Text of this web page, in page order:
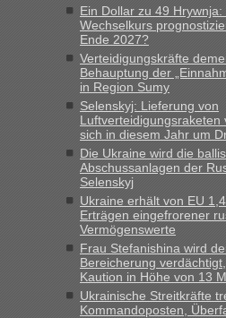
„Bin am Montag 15.6.26 um 8
das erste Mal an einem
vor mir, bin sonst der Erste oder
Minuten wurde dann die nächste
Berichte und Reisetipps •
Grenzübergang zwischen Polen
schnellsten?
„Derzeit, ist es überall sehr voll
Polen. Zb. Krakovets 100 PKW
Montag rüber, versuchen es sehr
Ein Dollar zu 49 Hrywnja:
Wechselkurs
Ende 2027?
Verteidigungskräfte
Behauptung der
in Region Sumy
Selenskyj: Lieferung von
Luftverteidigungsraketen
sich in diesem Jahr um
Die Ukraine wird die
Abschussanlagen der
Selenskyj
Ukraine erhält von EU
Erträgen eingefrorener
Vermögenswerte
Frau Stefanishina wird
Bereicherung
Kaution in Höhe von 13
Ukrainische Streitkräfte
Kommandoposten,